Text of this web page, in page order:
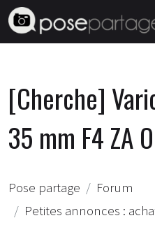
[Cherche]
35 mm F4 ZA
Pose partage
Forum
Petites annonces :